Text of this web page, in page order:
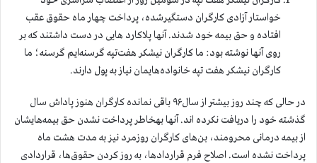
خواستار آزادی کارگران دستگیرشده، پرداخت چهار ماه حقوق عقب
افتاده و حق بیمه خود شدند. آنها پلاکارد هایی در دست داشتند که بر
روی آنها نوشته بود: ما کارگران نیشکر هفت‌تپه گرسنه‌ایم گرسنه؛ ما
کارگران نیشکر هفت تپه خانواده‌هایمان نیاز به پول دارند.
در حالی که چند روز بیشتر از سال۹۶ باقی نمانده کارگران هنوز پاداش سال
گذشته خود را دریافت نکرده اند. آنها بهخاطر پرداخت نشدن حق بیمه‌هایشان
از بیمه درمانی محرومند، بن‌های کارگران روزمرد نیز به مدت هشت ماه
پرداخت نشده است. اصلاح فرم قراردادها، به روز کردن حقوق‌ها، قراردادی